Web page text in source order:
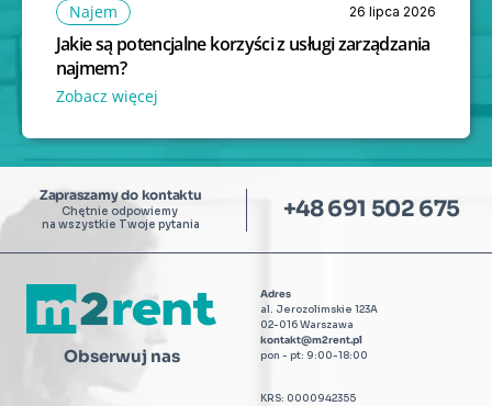
Najem 26 lipca 2026
Jakie są potencjalne korzyści z usługi zarządzania
najmem?
Zobacz więcej
Zapraszamy do kontaktu
Chętnie odpowiemy
na wszystkie Twoje pytania
+48 691 502 675
Obserwuj nas
Adres
al. Jerozolimskie 123A
02-016 Warszawa
kontakt@m2rent.pl
pon - pt: 9:00-18:00
KRS: 0000942355